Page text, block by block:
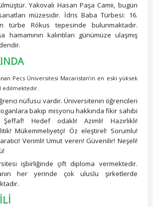
Yakovalı Hasan Paşa Camii, bugün
müzesidir. İdris Baba Türbesi: 16.
türbe Rókus tepesinde bulunmaktadır.
hamamının kalıntıları günümüze ulaşmış
Pecs Üniversitesi Macaristan’ın en eski yüksek
edilmektedir.
nüfusu vardır. Üniversitenin öğrencileri
bakıp misyonu hakkında fikir sahibi
Hedef odaklı! Azimli! Hazırlıklı!
Mükemmeliyetçi! Öz eleştirel! Sorumlu!
Verimli! Umut veren! Güvenilir! Neşeli!
işbirliğinde çift diploma vermektedir.
her yerinde çok uluslu şirketlerde